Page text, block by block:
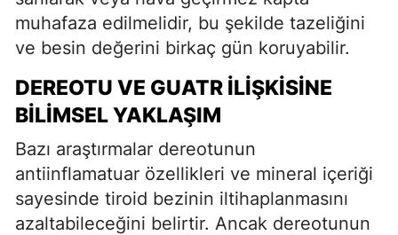
muhafaza edilmelidir, bu şekilde tazeliğini
ve besin değerini birkaç gün koruyabilir.
DEREOTU VE GUATR İLIŞKISINE
BILIMSEL YAKLAŞIM
Bazı araştırmalar dereotunun
antiinflamatuar özellikleri ve mineral içeriği
sayesinde tiroid bezinin iltihaplanmasını
azaltabileceğini belirtir. Ancak dereotunun